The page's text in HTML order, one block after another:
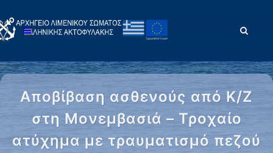
Αποβίβαση ασθενούς από Κ/Ζ
στη Μονεμβασιά – Τροχαίο
ατύχημα με τραυματισμό πεζού